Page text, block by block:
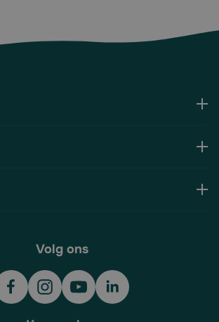
Volg ons